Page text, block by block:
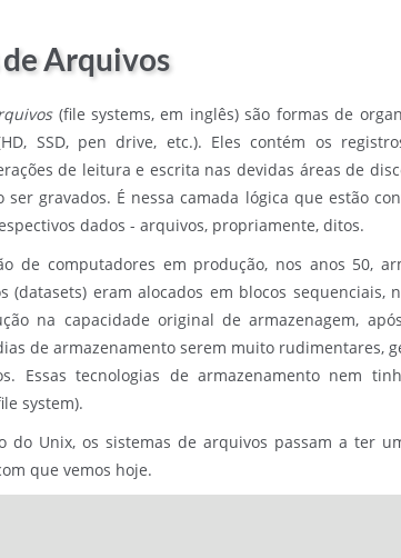
Arquivos
(file systems, em inglês) são formas de
SSD, pen drive, etc.). Eles contém os
de leitura e escrita nas devidas áreas de
ser gravados. É nessa camada lógica que estão
dados - arquivos, propriamente, ditos.
de computadores em produção, nos anos 50,
(datasets) eram alocados em blocos sequenciais,
na capacidade original de armazenagem,
de armazenamento serem muito rudimentares,
Essas tecnologias de armazenamento nem
system).
do Unix, os sistemas de arquivos passam a ter
que vemos hoje.